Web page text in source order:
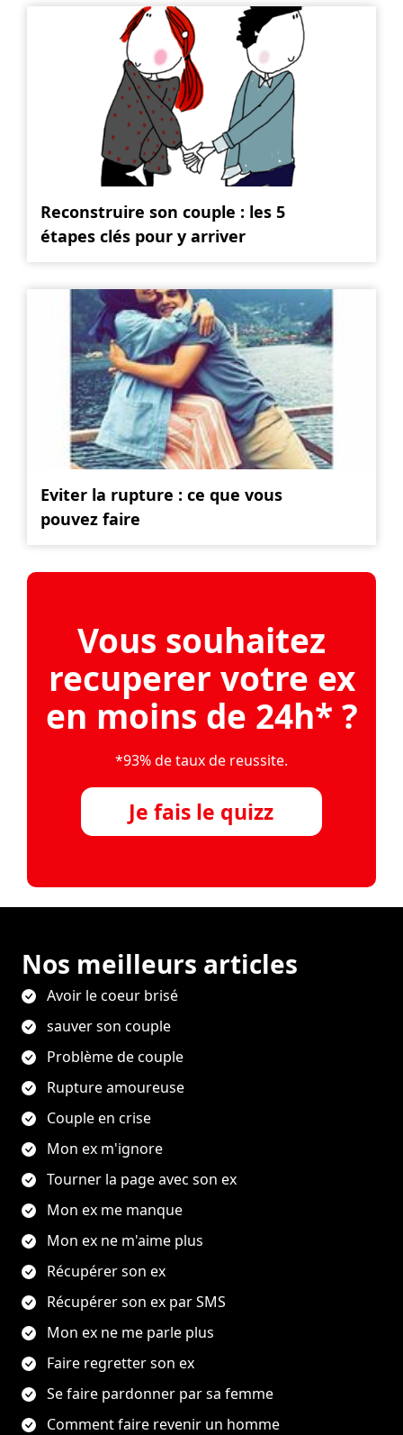
Reconstruire son couple : les 5
étapes clés pour y arriver
Eviter la rupture : ce que vous
pouvez faire
Vous souhaitez
recuperer votre ex
en moins de 24h* ?
*93% de taux de reussite.
Je fais le quizz
Nos meilleurs articles
Avoir le coeur brisé
sauver son couple
Problème de couple
Rupture amoureuse
Couple en crise
Mon ex m'ignore
Tourner la page avec son ex
Mon ex me manque
Mon ex ne m'aime plus
Récupérer son ex
Récupérer son ex par SMS
Mon ex ne me parle plus
Faire regretter son ex
Se faire pardonner par sa femme
Comment faire revenir un homme